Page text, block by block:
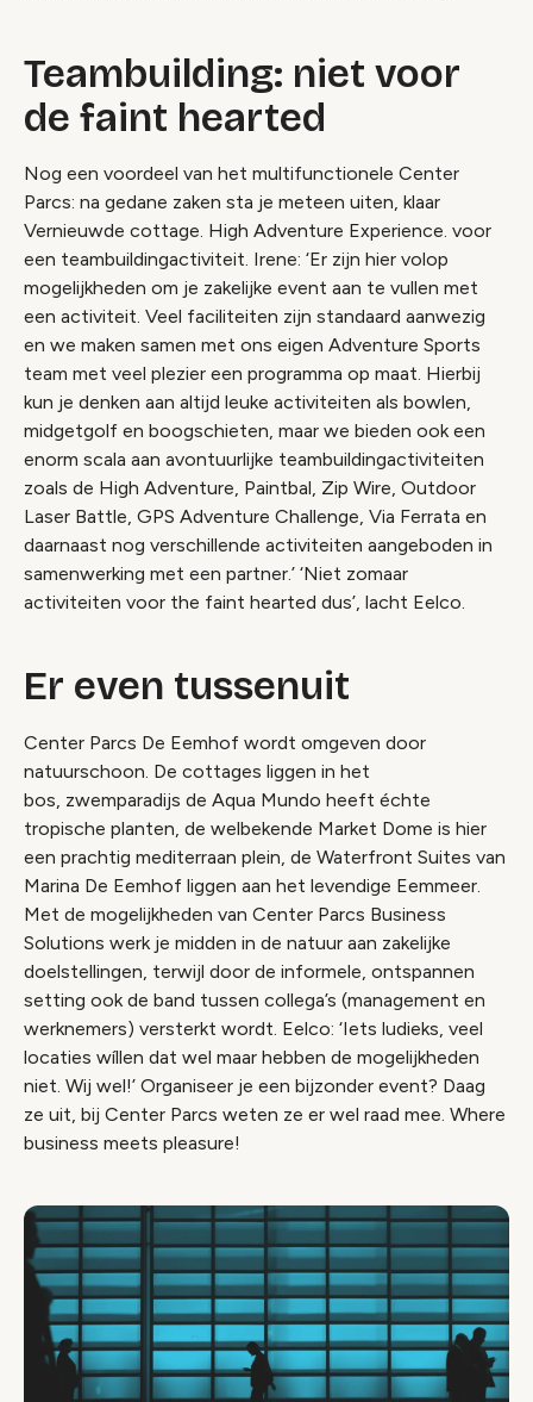
Teambuilding: niet voor
de faint hearted
Nog een voordeel van het multifunctionele Center
Parcs: na gedane zaken sta je meteen uiten, klaar
Vernieuwde cottage. High Adventure Experience. voor
een teambuildingactiviteit. Irene: ‘Er zijn hier volop
mogelijkheden om je zakelijke event aan te vullen met
een activiteit. Veel faciliteiten zijn standaard aanwezig
en we maken samen met ons eigen Adventure Sports
team met veel plezier een programma op maat. Hierbij
kun je denken aan altijd leuke activiteiten als bowlen,
midgetgolf en boogschieten, maar we bieden ook een
enorm scala aan avontuurlijke teambuildingactiviteiten
zoals de High Adventure, Paintbal, Zip Wire, Outdoor
Laser Battle, GPS Adventure Challenge, Via Ferrata en
daarnaast nog verschillende activiteiten aangeboden in
samenwerking met een partner.’ ‘Niet zomaar
activiteiten voor the faint hearted dus’, lacht Eelco.
Er even tussenuit
Center Parcs De Eemhof wordt omgeven door
natuurschoon. De cottages liggen in het
bos, zwemparadijs de Aqua Mundo heeft échte
tropische planten, de welbekende Market Dome is hier
een prachtig mediterraan plein, de Waterfront Suites van
Marina De Eemhof liggen aan het levendige Eemmeer.
Met de mogelijkheden van Center Parcs Business
Solutions werk je midden in de natuur aan zakelijke
doelstellingen, terwijl door de informele, ontspannen
setting ook de band tussen collega’s (management en
werknemers) versterkt wordt. Eelco: ‘Iets ludieks, veel
locaties wíllen dat wel maar hebben de mogelijkheden
niet. Wij wel!’ Organiseer je een bijzonder event? Daag
ze uit, bij Center Parcs weten ze er wel raad mee. Where
business meets pleasure!